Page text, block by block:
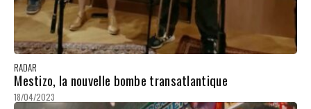
RADAR
Mestizo, la nouvelle bombe transatlantique
18/04/2023